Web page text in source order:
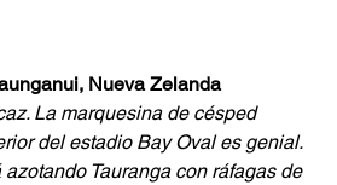
Nueva Zelanda
La marquesina de césped
del estadio Bay Oval es genial.
Tauranga con ráfagas de